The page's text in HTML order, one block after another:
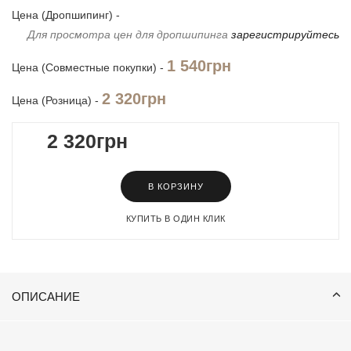
Цена (Дропшипинг) -
Для просмотра цен для дропшипинга зарегистрируйтесь
Цена (Совместные покупки) - 1 540грн
Цена (Розница) - 2 320грн
2 320грн
В КОРЗИНУ
КУПИТЬ В ОДИН КЛИК
ОПИСАНИЕ